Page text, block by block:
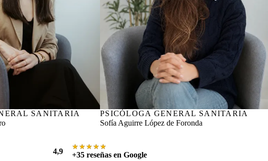
SANITARIA
Nº col. COP Álava AA01389
PSICÓLOGA GENERAL SANITARIA
Sofía Aguirre López de Foronda
4,9
★★★★★
★★★★★
+35 reseñas en Google